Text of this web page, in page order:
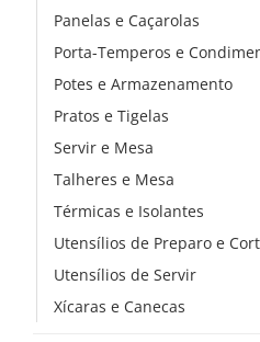
Panelas e Caçarolas
Porta-Temperos e
Potes e Armazenamento
Pratos e Tigelas
Servir e Mesa
Talheres e Mesa
Térmicas e Isolantes
Utensílios de Preparo e
Utensílios de Servir
Xícaras e Canecas